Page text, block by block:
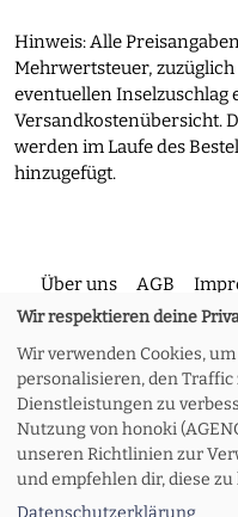
Hinweis: Alle
Mehrwertsteuer,
eventuellen
Versandkostenübersicht.
werden im Laufe des
hinzugefügt.
Über uns AGB
Kontakt
Wir respektieren deine
Wir verwenden Cookies,
personalisieren, den
Dienstleistungen zu
Nutzung von honoki
unseren Richtlinien zur
und empfehlen dir, diese zu
Datenschutzerklärung